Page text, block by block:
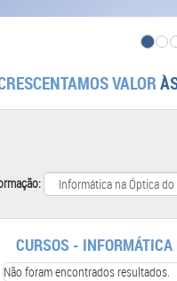
VALOR
CURSOS -
Não foram encontrados resultados.